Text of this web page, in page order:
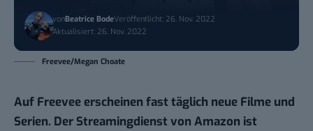
vonBeatrice BodeVeröffentlicht: 26. Nov. 2022
Aktualisiert: 26. Nov. 2022
Freevee/Megan Choate
Auf Freevee erscheinen fast täglich neue Filme und
Serien. Der Streamingdienst von Amazon ist